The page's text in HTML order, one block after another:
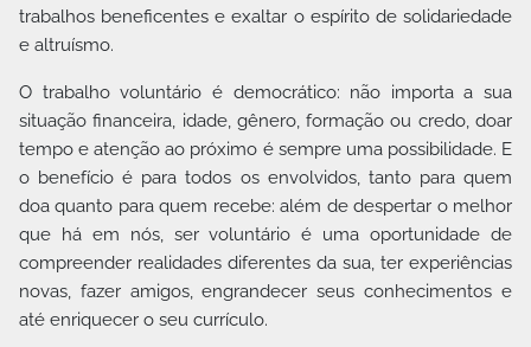
trabalhos beneficentes e exaltar o espírito de solidariedade
e altruísmo.
O trabalho voluntário é democrático: não importa a sua
situação financeira, idade, gênero, formação ou credo, doar
tempo e atenção ao próximo é sempre uma possibilidade. E
o benefício é para todos os envolvidos, tanto para quem
doa quanto para quem recebe: além de despertar o melhor
que há em nós, ser voluntário é uma oportunidade de
compreender realidades diferentes da sua, ter experiências
novas, fazer amigos, engrandecer seus conhecimentos e
até enriquecer o seu currículo.